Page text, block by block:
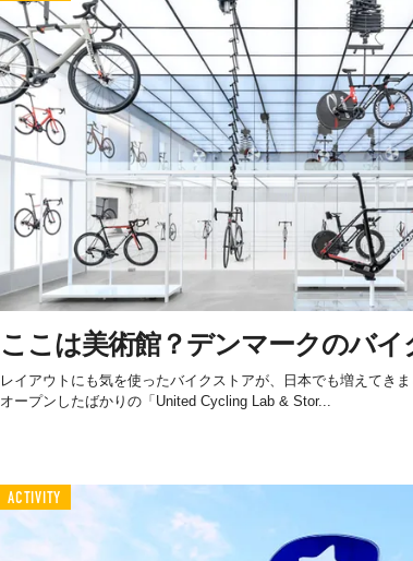
ここは美術館？デンマークのバイ
レイアウトにも気を使ったバイクストアが、日本でも増えてき
オープンしたばかりの「United Cycling Lab & Stor...
ACTIVITY